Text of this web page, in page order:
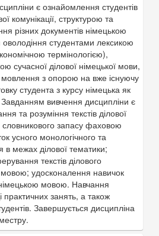
є ознайомлення студентів
комунікації, структурою та
різних документів німецькою
студентами лексикою
термінологією),
сучасної ділової німецької мови,
з опорою на вже існуючу
студента з курсу німецька як
вивчення дисципліни є
та розуміння текстів ділової
запасу фаховою
усного монологічного та
в межах ділової тематики;
текстів ділового
удосконалення навичок
мовою. Навчання
практичних занять, а також
Завершується дисципліна